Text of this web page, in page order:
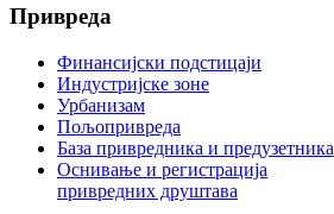
Привреда
Финансијски подстицаји
Индустријске зоне
Урбанизам
Пољопривреда
База привредника и предузетника
Оснивање и регистрација
привредних друштава